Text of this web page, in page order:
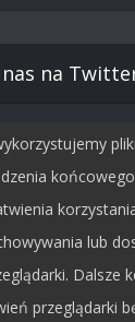
nas na
lub
Dalsze
przeglądarki